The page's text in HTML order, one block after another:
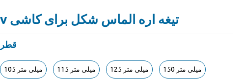
v تیغه اره الماس شکل برای کاشی
قطر
105 میلی متر 115 میلی متر 125 میلی متر 150 میلی متر